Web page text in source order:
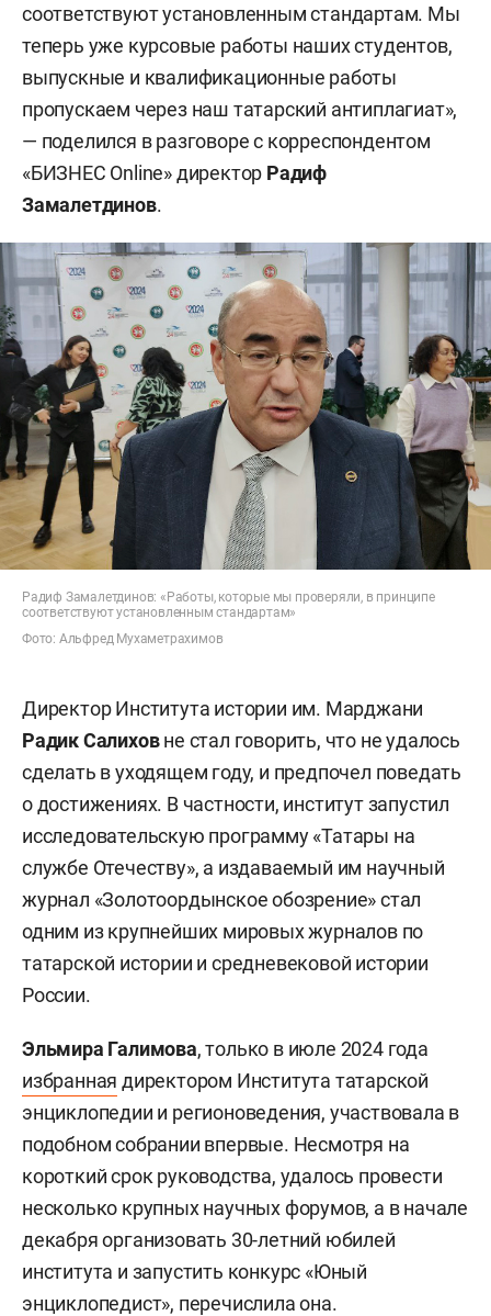
соответствуют установленным стандартам. Мы
теперь уже курсовые работы наших студентов,
выпускные и квалификационные работы
пропускаем через наш татарский антиплагиат»,
— поделился в разговоре с корреспондентом
«БИЗНЕС Online» директор Радиф
Замалетдинов.
Радиф Замалетдинов: «Работы, которые мы проверяли, в принципе
соответствуют установленным стандартам»
Фото: Альфред Мухаметрахимов
Директор Института истории им. Марджани
Радик Салиховне стал говорить, что не удалось
сделать в уходящем году, и предпочел поведать
о достижениях. В частности, институт запустил
исследовательскую программу «Татары на
службе Отечеству», а издаваемый им научный
журнал «Золотоордынское обозрение» стал
одним из крупнейших мировых журналов по
татарской истории и средневековой истории
России.
Эльмира Галимова, только в июле 2024 года
избранная директором Института татарской
энциклопедии и регионоведения, участвовала в
подобном собрании впервые. Несмотря на
короткий срок руководства, удалось провести
несколько крупных научных форумов, а в начале
декабря организовать 30-летний юбилей
института и запустить конкурс «Юный
энциклопедист», перечислила она.